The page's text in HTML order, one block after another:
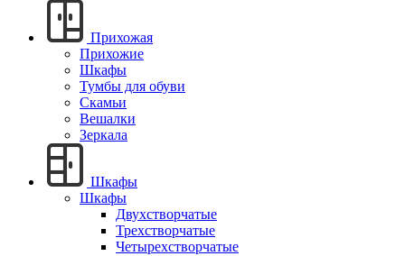
Прихожая
Прихожие
Шкафы
Тумбы для обуви
Скамьи
Вешалки
Зеркала
Шкафы
Шкафы
Двухстворчатые
Трехстворчатые
Четырехстворчатые